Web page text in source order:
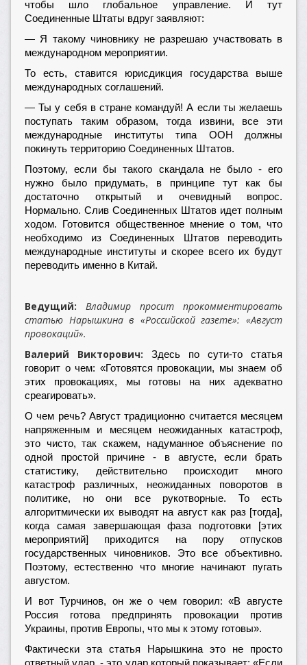
чтобы шло глобальное управление. И тут
Соединенные Штаты вдруг заявляют:
— Я такому чиновнику не разрешаю участвовать в
международном мероприятии.
То есть, ставится юрисдикция государства выше
международных соглашений.
— Ты у себя в стране командуй! А если ты желаешь
поступать таким образом, тогда извини, все эти
международные институты типа ООН должны
покинуть территорию Соединенных Штатов.
Поэтому, если бы такого скандала не было - его
нужно было придумать, в принципе тут как бы
достаточно открытый и очевидный вопрос.
Нормально. Слив Соединенных Штатов идет полным
ходом. Готовится общественное мнение о том, что
необходимо из Соединенных Штатов переводить
международные институты и скорее всего их будут
переводить именно в Китай.
Ведущий:
Владимир просит прокомментировать
статью Нарышкина в «Российской газете»: «Август
провокаций».
Валерий Викторович: Здесь по сути-то статья
говорит о чем: «Готовятся провокации, мы знаем об
этих провокациях, мы готовы на них адекватно
среагировать».
О чем речь? Август традиционно считается месяцем
напряженным и месяцем неожиданных катастроф,
это чисто, так скажем, надуманное объяснение по
одной простой причине - в августе, если брать
статистику, действительно происходит много
катастроф различных, неожиданных поворотов в
политике, но они все рукотворные. То есть
алгоритмически их выводят на август как раз [тогда],
когда самая завершающая фаза подготовки [этих
мероприятий] приходится на пору отпусков
государственных чиновников. Это все объективно.
Поэтому, естественно что многие начинают пугать
августом.
И вот Турчинов, он же о чем говорил: «В августе
Россия готова предпринять провокации против
Украины, против Европы, что мы к этому готовы».
Фактически эта статья Нарышкина это не просто